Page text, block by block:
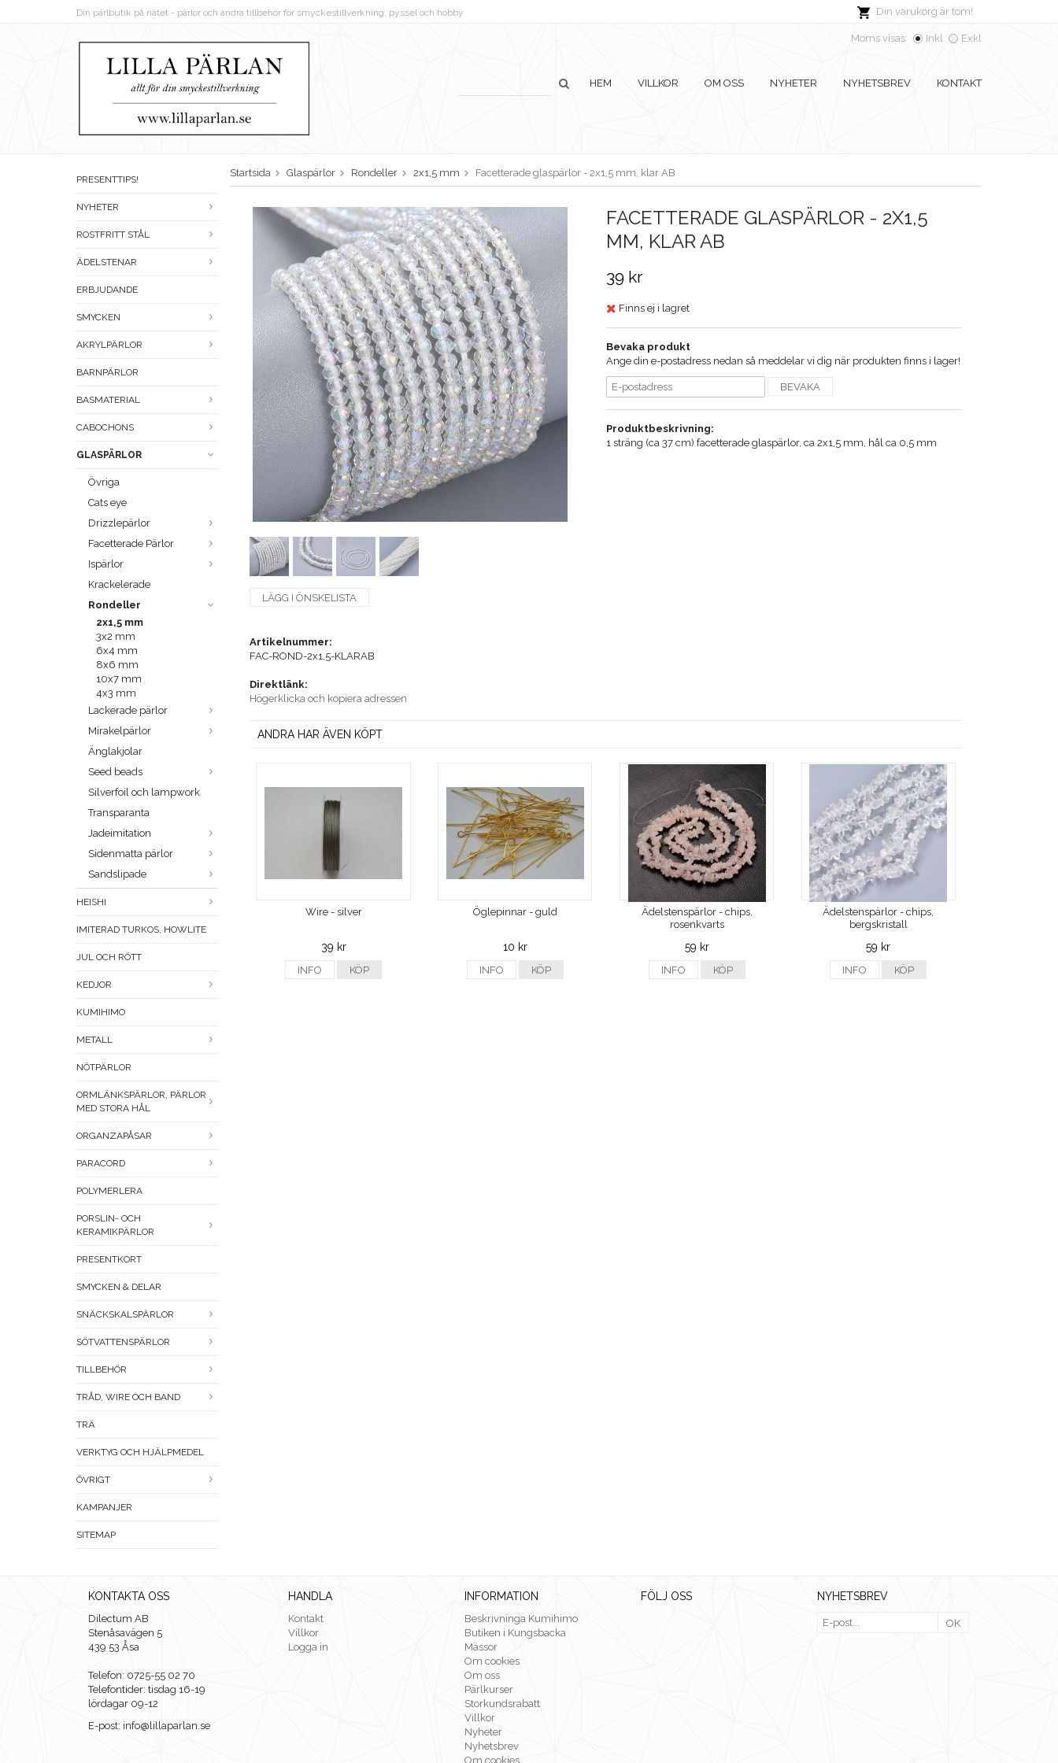
Din varukorg är tom!
Din pärlbutik på nätet - pärlor och andra tillbehör för smyckestillverkning, pyssel och hobby
Moms visas: Inkl Exkl
HEM VILLKOR OM OSS NYHETER NYHETSBREV KONTAKT
PRESENTTIPS!
NYHETER
ROSTFRITT STÅL
ÄDELSTENAR
ERBJUDANDE
SMYCKEN
AKRYLPÄRLOR
BARNPÄRLOR
BASMATERIAL
CABOCHONS
GLASPÄRLOR
Övriga
Cats eye
Drizzlepärlor
Facetterade Pärlor
Ispärlor
Krackelerade
Rondeller
2x1,5 mm
3x2 mm
6x4 mm
8x6 mm
10x7 mm
4x3 mm
Lackerade pärlor
Mirakelpärlor
Änglakjolar
Seed beads
Silverfoil och lampwork
Transparanta
Jadeimitation
Sidenmatta pärlor
Sandslipade
HEISHI
IMITERAD TURKOS, HOWLITE
JUL OCH RÖTT
KEDJOR
KUMIHIMO
METALL
NÖTPÄRLOR
ORMLÄNKSPÄRLOR, PÄRLOR
MED STORA HÅL
ORGANZAPÅSAR
PARACORD
POLYMERLERA
PORSLIN- OCH
KERAMIKPÄRLOR
PRESENTKORT
SMYCKEN & DELAR
SNÄCKSKALSPÄRLOR
SÖTVATTENSPÄRLOR
TILLBEHÖR
TRÅD, WIRE OCH BAND
TRÄ
VERKTYG OCH HJÄLPMEDEL
ÖVRIGT
KAMPANJER
SITEMAP
Startsida Glaspärlor Rondeller 2x1,5 mm Facetterade glaspärlor - 2x1,5 mm, klar AB
FACETTERADE GLASPÄRLOR - 2X1,5
MM, KLAR AB
39 kr
Finns ej i lagret
Bevaka produkt
Ange din e-postadress nedan så meddelar vi dig när produkten finns i lager!
BEVAKA
Produktbeskrivning:
1 sträng (ca 37 cm) facetterade glaspärlor, ca 2x1,5 mm, hål ca 0,5 mm
LÄGG I ÖNSKELISTA
Artikelnummer:
FAC-ROND-2x1,5-KLARAB
Direktlänk:
Högerklicka och kopiera adressen
ANDRA HAR ÄVEN KÖPT
Wire - silver
39 kr
INFO KÖP
Öglepinnar - guld
10 kr
INFO KÖP
Ädelstenspärlor - chips,
rosenkvarts
59 kr
INFO KÖP
Ädelstenspärlor - chips,
bergskristall
59 kr
INFO KÖP
KONTAKTA OSS
Dilectum AB
Stenåsavägen 5
439 53 Åsa
Telefon: 0725-55 02 70
Telefontider: tisdag 16-19
lördagar 09-12
E-post: info@lillaparlan.se
HANDLA
Kontakt
Villkor
Logga in
INFORMATION
Beskrivninga Kumihimo
Butiken i Kungsbacka
Mässor
Om cookies
Om oss
Pärlkurser
Storkundsrabatt
Villkor
Nyheter
Nyhetsbrev
Om cookies
FÖLJ OSS NYHETSBREV
OK